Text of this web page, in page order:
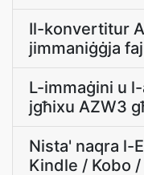
Il-konvertitur
jimmaniġġja
L-immaġini u
jgħixu AZW3
Nista' naqra l-
Kindle / Kobo